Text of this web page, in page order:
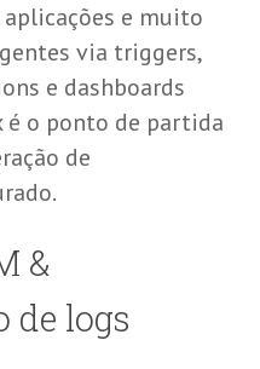
aplicações e muito
via triggers,
e dashboards
é o ponto de partida
de
&
logs